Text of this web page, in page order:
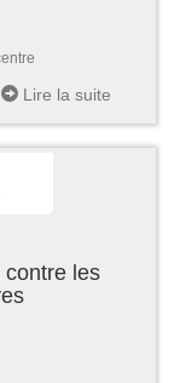
Lire la suite
contre les